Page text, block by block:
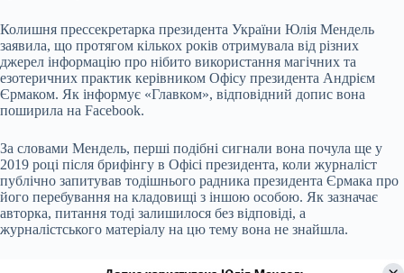
Колишня прессекретарка президента України Юлія Мендель
заявила, що протягом кількох років отримувала від різних
джерел інформацію про нібито використання магічних та
езотеричних практик керівником Офісу президента Андрієм
Єрмаком. Як інформує «Главком», відповідний допис вона
поширила на Facebook.
За словами Мендель, перші подібні сигнали вона почула ще у
2019 році після брифінгу в Офісі президента, коли журналіст
публічно запитував тодішнього радника президента Єрмака про
його перебування на кладовищі з іншою особою. Як зазначає
авторка, питання тоді залишилося без відповіді, а
журналістського матеріалу на цю тему вона не знайшла.